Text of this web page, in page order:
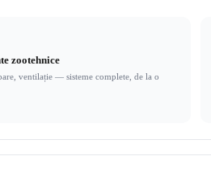
zootehnice
ventilație — sisteme complete, de la o